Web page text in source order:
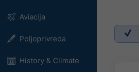
Aviacija
Poljoprivreda
History & Climate